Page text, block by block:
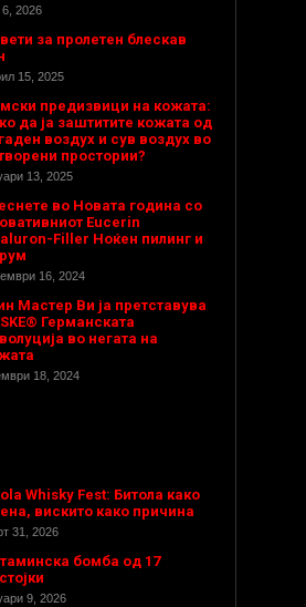
6, 2026
за пролетен блескав
15, 2025
предизвици на кожата:
да ја заштитите кожата од
воздух и сув воздух во
простории?
13, 2025
во Новата година со
Eucerin
Filler Ноќен пилинг и
16, 2024
Мастер Ви ја претставува
Германската
во негата на
18, 2024
Whisky Fest: Битола како
вискито како причина
31, 2026
бомба од 17
9, 2026